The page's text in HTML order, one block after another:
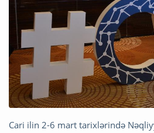
Cari ilin 2-6 mart tarixlərində